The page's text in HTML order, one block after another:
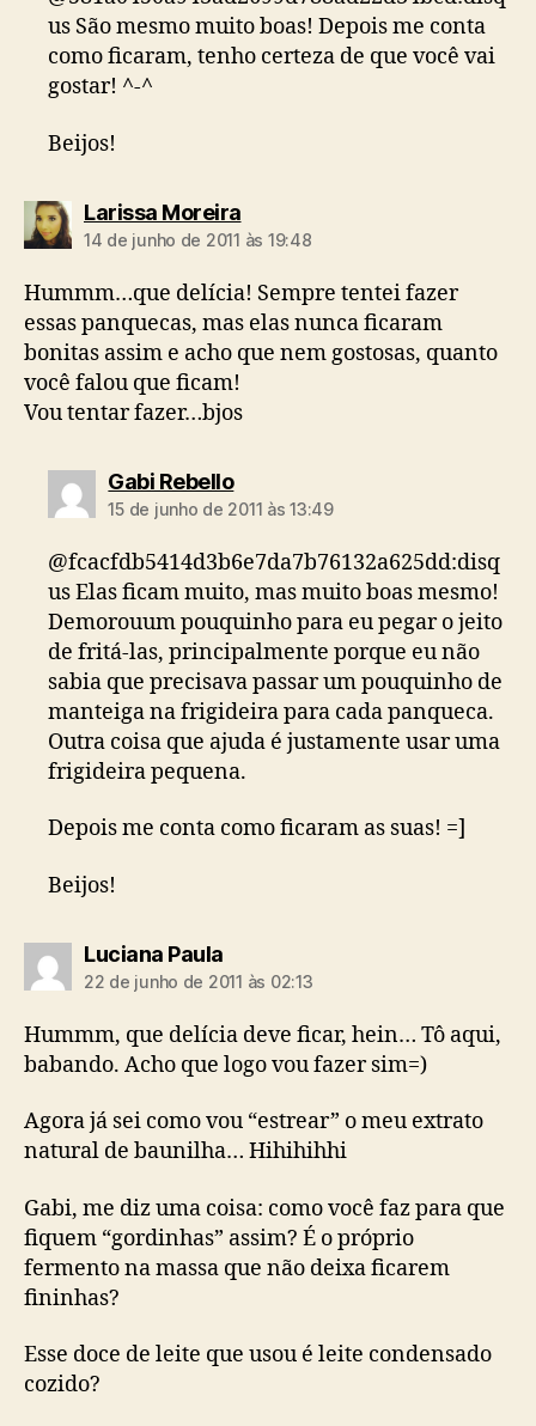
us São mesmo muito boas! Depois me conta
como ficaram, tenho certeza de que você vai
gostar! ^-^
Beijos!
Larissa Moreiradiz:
14 de junho de 2011 às 19:48
Hummm…que delícia! Sempre tentei fazer
essas panquecas, mas elas nunca ficaram
bonitas assim e acho que nem gostosas, quanto
você falou que ficam!
Vou tentar fazer…bjos
Gabi Rebellodiz:
15 de junho de 2011 às 13:49
@fcacfdb5414d3b6e7da7b76132a625dd:disq
us Elas ficam muito, mas muito boas mesmo!
Demorouum pouquinho para eu pegar o jeito
de fritá-las, principalmente porque eu não
sabia que precisava passar um pouquinho de
manteiga na frigideira para cada panqueca.
Outra coisa que ajuda é justamente usar uma
frigideira pequena.
Depois me conta como ficaram as suas! =]
Beijos!
Luciana Pauladiz:
22 de junho de 2011 às 02:13
Hummm, que delícia deve ficar, hein… Tô aqui,
babando. Acho que logo vou fazer sim=)
Agora já sei como vou “estrear” o meu extrato
natural de baunilha… Hihihihhi
Gabi, me diz uma coisa: como você faz para que
fiquem “gordinhas” assim? É o próprio
fermento na massa que não deixa ficarem
fininhas?
Esse doce de leite que usou é leite condensado
cozido?